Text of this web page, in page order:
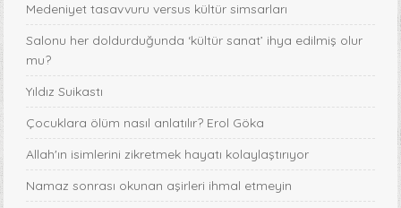
Medeniyet tasavvuru versus kültür simsarları
Salonu her doldurduğunda ‘kültür sanat’ ihya edilmiş olur
mu?
Yıldız Suikastı
Çocuklara ölüm nasıl anlatılır? Erol Göka
Allah'ın isimlerini zikretmek hayatı kolaylaştırıyor
Namaz sonrası okunan aşirleri ihmal etmeyin